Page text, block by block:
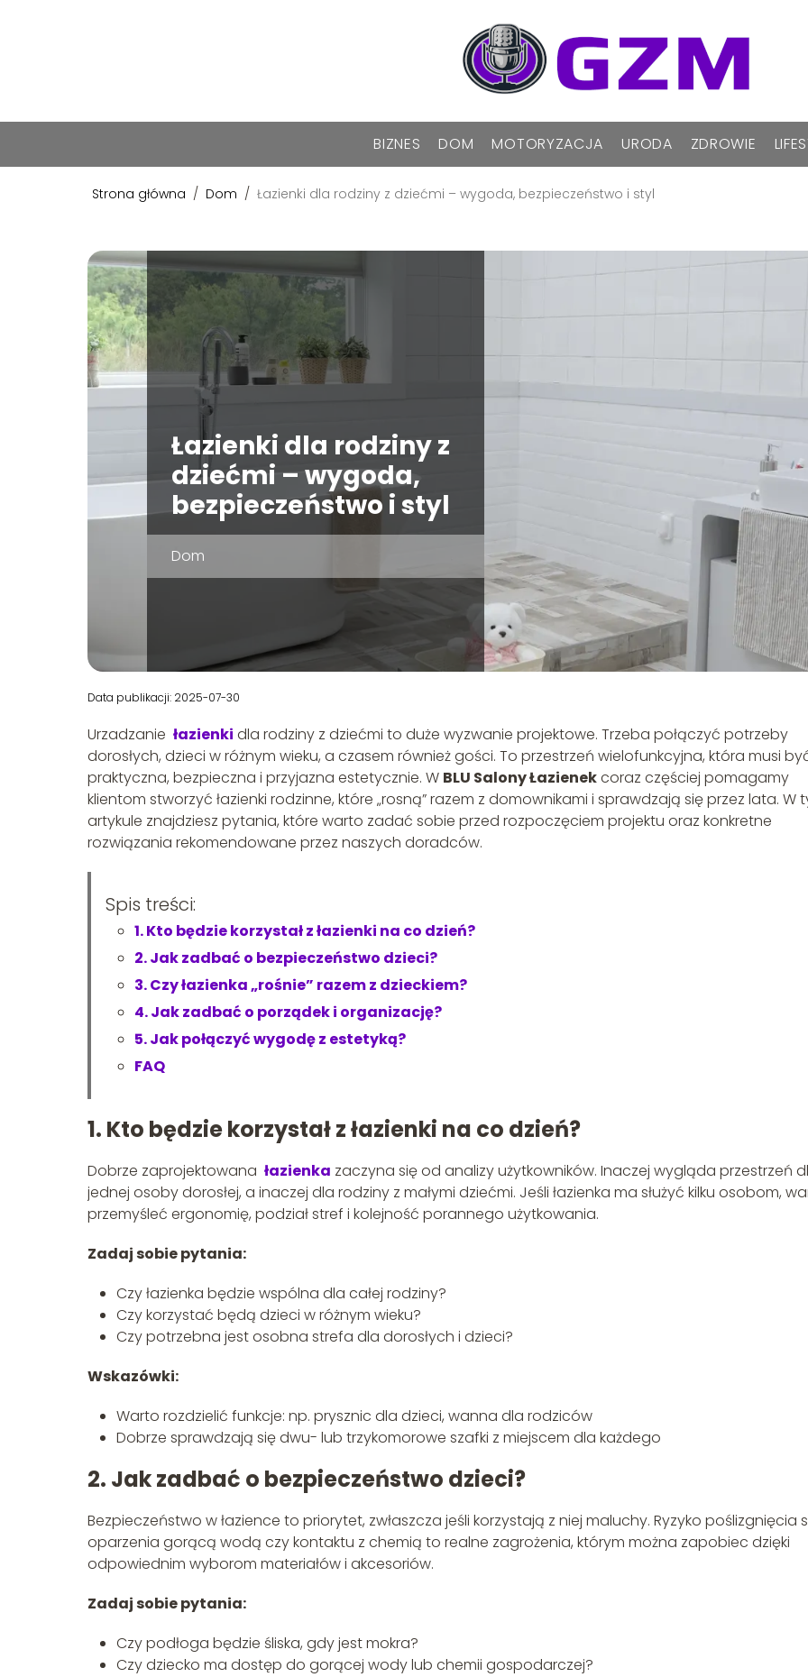
BIZNES DOM MOTORYZACJA URODA ZDROWIE
Strona główna / Dom / Łazienki dla rodziny z dziećmi – wygoda, bezpieczeństwo i styl
Łazienki dla rodziny z
dziećmi – wygoda,
bezpieczeństwo i styl
Dom
Data publikacji: 2025-07-30
Urzadzanie łazienki dla rodziny z dziećmi to duże wyzwanie projektowe. Trzeba połączyć potrzeby
dorosłych, dzieci w różnym wieku, a czasem również gości. To przestrzeń wielofunkcyjna, która musi
praktyczna, bezpieczna i przyjazna estetycznie. W BLU Salony Łazienekcoraz częściej pomagamy
klientom stworzyć łazienki rodzinne, które „rosną” razem z domownikami i sprawdzają się przez lata. W
artykule znajdziesz pytania, które warto zadać sobie przed rozpoczęciem projektu oraz konkretne
rozwiązania rekomendowane przez naszych doradców.
Spis treści:
1. Kto będzie korzystał z łazienki na co dzień?
2. Jak zadbać o bezpieczeństwo dzieci?
3. Czy łazienka „rośnie” razem z dzieckiem?
4. Jak zadbać o porządek i organizację?
5. Jak połączyć wygodę z estetyką?
FAQ
1. Kto będzie korzystał z łazienki na co dzień?
Dobrze zaprojektowana łazienka zaczyna się od analizy użytkowników. Inaczej wygląda przestrzeń
jednej osoby dorosłej, a inaczej dla rodziny z małymi dziećmi. Jeśli łazienka ma służyć kilku osobom,
przemyśleć ergonomię, podział stref i kolejność porannego użytkowania.
Zadaj sobie pytania:
Czy łazienka będzie wspólna dla całej rodziny?
Czy korzystać będą dzieci w różnym wieku?
Czy potrzebna jest osobna strefa dla dorosłych i dzieci?
Wskazówki:
Warto rozdzielić funkcje: np. prysznic dla dzieci, wanna dla rodziców
Dobrze sprawdzają się dwu- lub trzykomorowe szafki z miejscem dla każdego
2. Jak zadbać o bezpieczeństwo dzieci?
Bezpieczeństwo w łazience to priorytet, zwłaszcza jeśli korzystają z niej maluchy. Ryzyko poślizgnięcia
oparzenia gorącą wodą czy kontaktu z chemią to realne zagrożenia, którym można zapobiec dzięki
odpowiednim wyborom materiałów i akcesoriów.
Zadaj sobie pytania:
Czy podłoga będzie śliska, gdy jest mokra?
Czy dziecko ma dostęp do gorącej wody lub chemii gospodarczej?